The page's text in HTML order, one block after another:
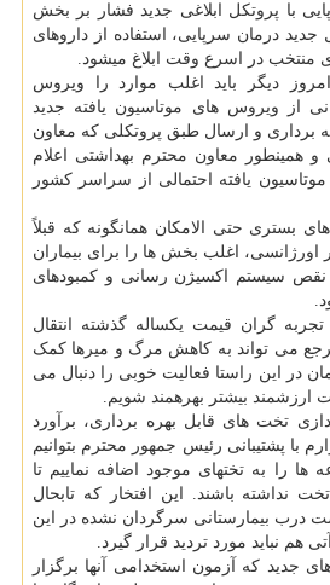
با پروتکل ابلاغی جدید فشار بر بخش
درمان سرپایی، استفاده از داروهای
منتخب در اسرع وقت ابلاغ می­شود.
دیگر باید اغلب موارد را ویروس
از ویروس­ های موتاسیون یافته جدید
برداری و ارسال طبق پروتکلی که معاون
و همینطور معاون محترم بهداشتی اعلام
یافته احتمالی از سراسر کشور
بستری حتی­ الامکان همانگونه که قبلاً
اورژانسی، اغلب بخش­ ها را برای بیماران
نقص سیستم اکسیژن­ رسانی و کمبودهای
گران قیمت یکساله گذشته انتقال
می­ تواند به کاهش مرگ و میرها کمک
در این راستا فعالیت خوبی را دنبال می
ارزشمند بیشتر بهره­مند شویم.
تخت ­های قابل بهره ­برداری، برآورد
با پشتیبانی رئیس جمهور محترم بتوانیم
را به تخت­های موجود اضافه نماییم تا
نداشته باشند. این افتخار که تابحال
درب بیمارستانی سرگردان نشده در این
هم نباید مورد تردید قرار گیرد.
جدید که آزمون استخدامی آنها برگزار